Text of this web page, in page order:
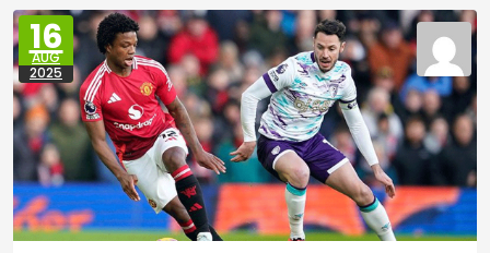
16
AUG
2025